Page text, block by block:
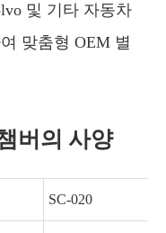
및 기타 자동차
맞춤형 OEM 별
버의 사양
SC-020